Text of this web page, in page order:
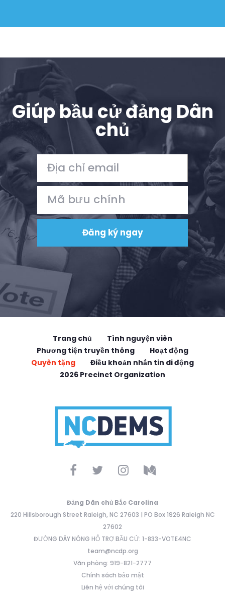
Giúp bầu cử đảng Dân
chủ
Trang chủ
Tình nguyện viên
Phương tiện truyền thông
Hoạt động
Quyên tặng
Điều khoản nhắn tin di động
2026 Precinct Organization
Đảng Dân chủ Bắc Carolina
220 Hillsborough Street Raleigh, NC 27603 | PO Box 1926 Raleigh NC
27602
ĐƯỜNG DÂY NÓNG HỖ TRỢ BẦU CỬ: 1-833-VOTE4NC
team@ncdp.org
Văn phòng: 919-821-2777
Chính sách bảo mật
Liên hệ với chúng tôi